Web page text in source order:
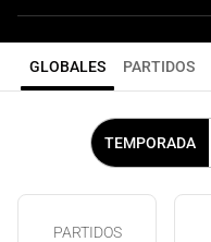
GLOBALES PARTIDOS
TEMPORADA
PARTIDOS